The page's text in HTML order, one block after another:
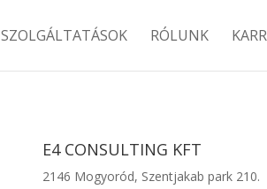
SZOLGÁLTATÁSOK RÓLUNK
E4 CONSULTING KFT
2146 Mogyoród, Szentjakab park 210.